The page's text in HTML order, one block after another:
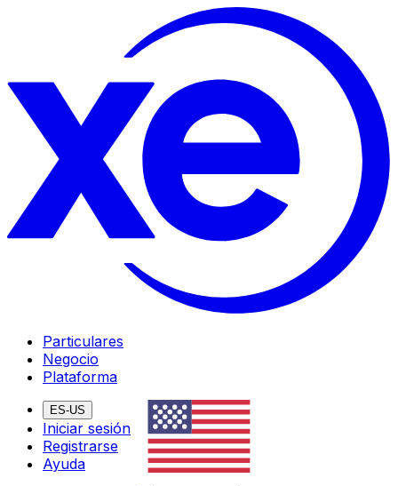
Particulares
Negocio
Plataforma
ES-US
Iniciar sesión
Registrarse
Ayuda